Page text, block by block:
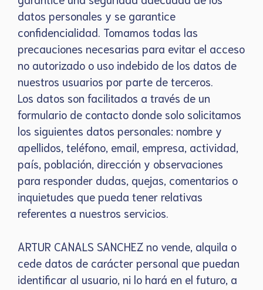
datos personales y se garantice
confidencialidad. Tomamos todas las
precauciones necesarias para evitar el acceso
no autorizado o uso indebido de los datos de
nuestros usuarios por parte de terceros.
Los datos son facilitados a través de un
formulario de contacto donde solo solicitamos
los siguientes datos personales: nombre y
apellidos, teléfono, email, empresa, actividad,
país, población, dirección y observaciones
para responder dudas, quejas, comentarios o
inquietudes que pueda tener relativas
referentes a nuestros servicios.
ARTUR CANALS SANCHEZ no vende, alquila o
cede datos de carácter personal que puedan
identificar al usuario, ni lo hará en el futuro, a